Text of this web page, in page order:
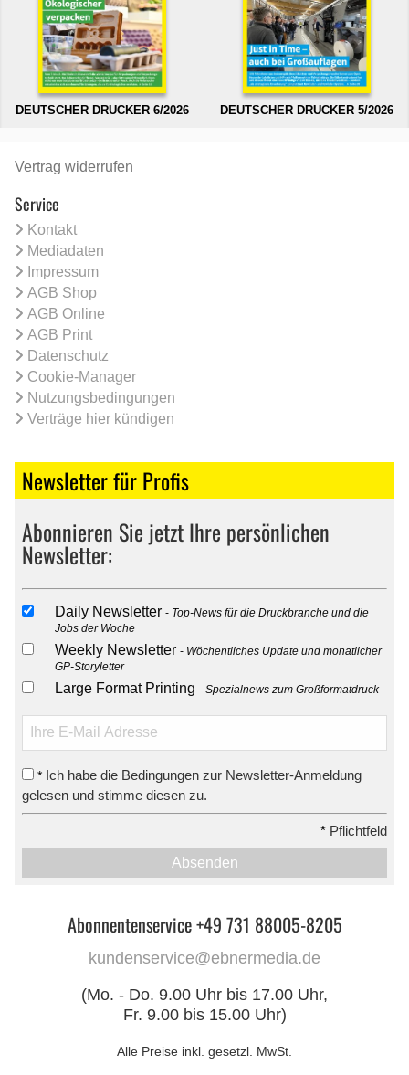
DEUTSCHER DRUCKER 6/2026 DEUTSCHER DRUCKER 5/2026
Vertrag widerrufen
Service
Kontakt
Mediadaten
Impressum
AGB Shop
AGB Online
AGB Print
Datenschutz
Cookie-Manager
Nutzungsbedingungen
Verträge hier kündigen
Newsletter für Profis
Abonnieren Sie jetzt Ihre persönlichen
Newsletter:
Daily Newsletter
Top-News für die Druckbranche und die
Jobs der Woche
Weekly Newsletter
Wöchentliches Update und monatlicher
GP-Storyletter
Large Format Printing Spezialnews zum Großformatdruck
* Ich habe die Bedingungen zur Newsletter-Anmeldung
gelesen und stimme diesen zu.
* Pflichtfeld
Absenden
Abonnentenservice +49 731 88005-8205
kundenservice@ebnermedia.de
(Mo. - Do. 9.00 Uhr bis 17.00 Uhr,
Fr. 9.00 bis 15.00 Uhr)
Alle Preise inkl. gesetzl. MwSt.